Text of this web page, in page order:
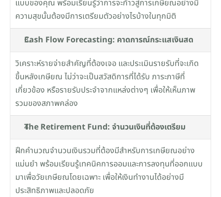
แบบของคุณ พร้อมเรียนรู้ว่าการจะก้าวสู่การเกษียณอย่างมี
ความสุขนั้นต้องมีการเตรียมตัวอย่างไรบ้างในทุกมิติ
Cash Flow Forecasting: คาดการณ์กระแสเงินสด
วิเคราะห์รายจ่ายสำคัญที่ต้องเจอ และประเมินรายรับที่จะเกิด
ขึ้นหลังเกษียณ ไม่ว่าจะเป็นสวัสดิการที่ได้รับ ภาระภาษีที่
เกี่ยวข้อง หรือรายรับประจำจากแหล่งต่างๆ เพื่อให้เห็นภาพ
รวมของสภาพคล่อง
The Retirement Fund: จำนวนเงินที่ต้องเตรียม
ฝึกคำนวณจำนวนเงินรวมที่ต้องมีสำหรับการเกษียณอย่าง
แม่นยำ พร้อมเรียนรู้เทคนิคการออมและการลงทุนที่ออกแบบ
มาเพื่อวัยเกษียณโดยเฉพาะ เพื่อให้เงินทำงานได้อย่างมี
ประสิทธิภาพและปลอดภัย